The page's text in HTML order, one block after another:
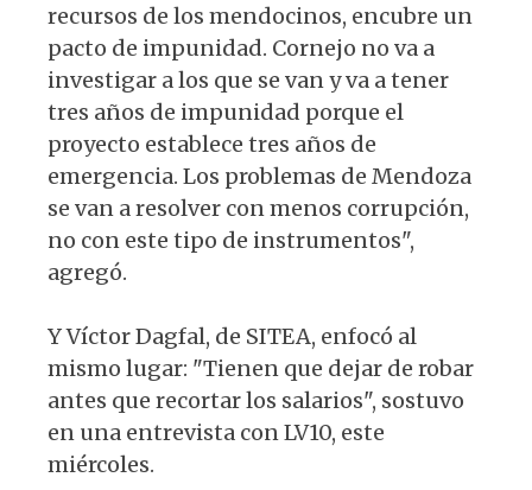
recursos de los mendocinos, encubre un
pacto de impunidad. Cornejo no va a
investigar a los que se van y va a tener
tres años de impunidad porque el
proyecto establece tres años de
emergencia. Los problemas de Mendoza
se van a resolver con menos corrupción,
no con este tipo de instrumentos",
agregó.
Y Víctor Dagfal, de SITEA, enfocó al
mismo lugar: "Tienen que dejar de robar
antes que recortar los salarios", sostuvo
en una entrevista con LV10, este
miércoles.